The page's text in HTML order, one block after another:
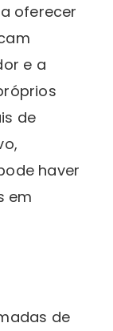
oferecer
e a
de
haver
em
de